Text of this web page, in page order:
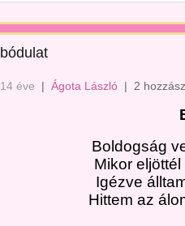
bódulat
14 éve | Ágota László | 2
Boldogság
Mikor
Igézve
Hittem az